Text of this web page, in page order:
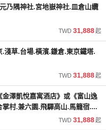
乃隅神社.宮地嶽神社.皿倉山纜
TWD 31,888起
淺草.台場.橫濱.鎌倉.東京鐵塔.
TWD 31,888起
澤凱悅嘉寓酒店》或《富山逸
村.兼六園.飛驒高山.馬籠宿.溫
TWD 31,888起